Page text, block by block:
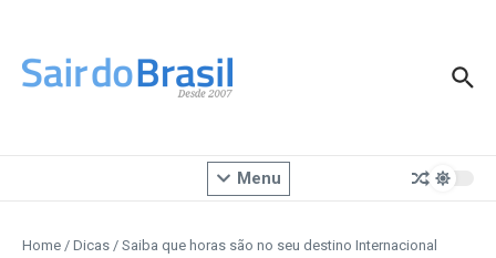
Menu
Home / Dicas / Saiba que horas são no seu destino Internacional